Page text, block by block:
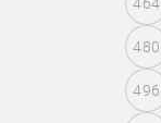
480
496